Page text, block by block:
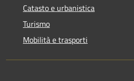
Catasto e urbanistica
Turismo
Mobilità e trasporti